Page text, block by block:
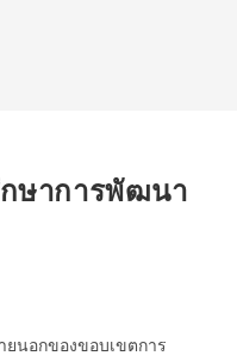
ษาการพัฒนา
ยนอกของขอบเขตการ